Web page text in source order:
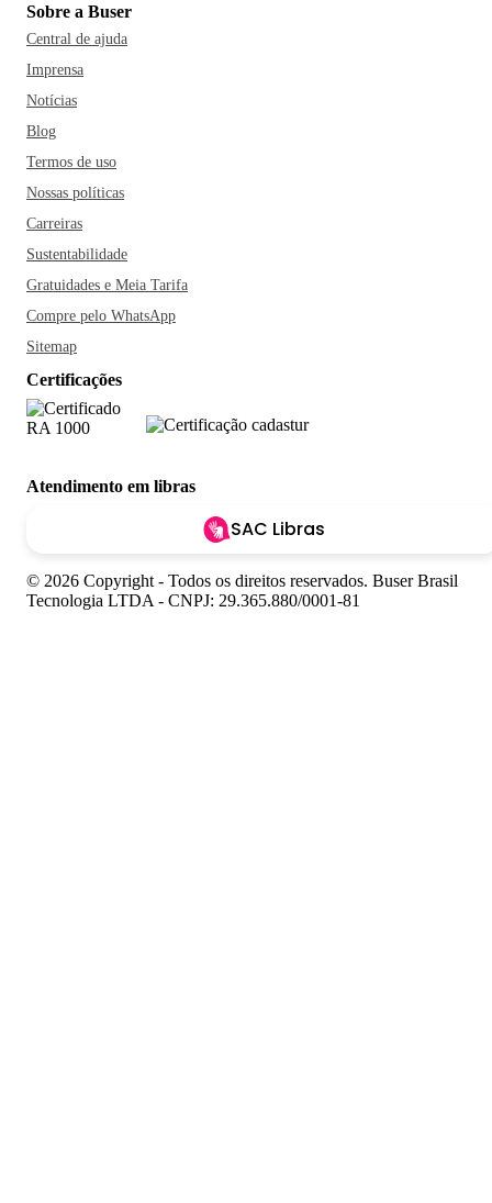
Sobre a Buser
Central de ajuda
Imprensa
Notícias
Blog
Termos de uso
Nossas políticas
Carreiras
Sustentabilidade
Gratuidades e Meia Tarifa
Compre pelo WhatsApp
Sitemap
Certificações
Atendimento em libras
SAC Libras
© 2026 Copyright - Todos os direitos reservados. Buser Brasil
Tecnologia LTDA - CNPJ: 29.365.880/0001-81